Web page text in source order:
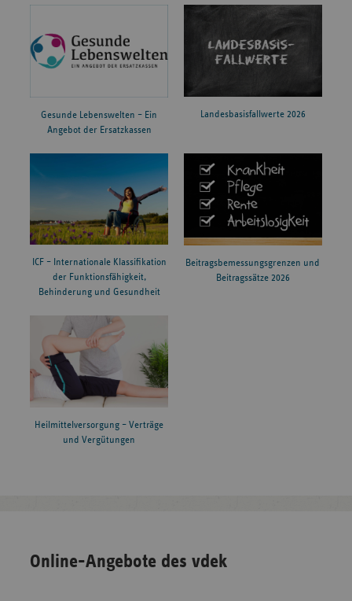
Gesunde Lebenswelten – Ein
Angebot der Ersatzkassen
Landesbasisfallwerte 2026
ICF – Internationale Klassifikation
der Funktionsfähigkeit,
Behinderung und Gesundheit
Beitragsbemessungsgrenzen und
Beitragssätze 2026
Heilmittelversorgung – Verträge
und Vergütungen
Online-Angebote des vdek